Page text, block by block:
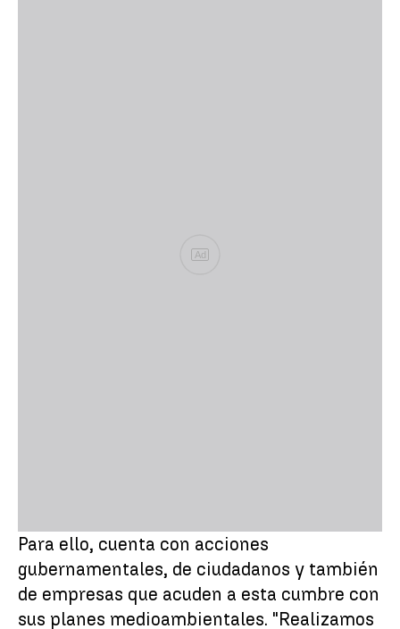
Ad
Para ello, cuenta con acciones
gubernamentales, de ciudadanos y también
de empresas que acuden a esta cumbre con
sus planes medioambientales. "Realizamos